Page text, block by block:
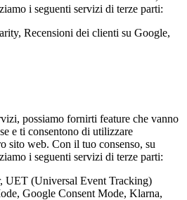
i seguenti servizi di terze parti:
Recensioni dei clienti su Google,
possiamo fornirti feature che vanno
e ti consentono di utilizzare
sito web. Con il tuo consenso, su
i seguenti servizi di terze parti:
UET (Universal Event Tracking)
Google Consent Mode, Klarna,